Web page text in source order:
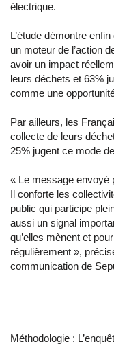
électrique.
L’étude démontre
un moteur de l’action
avoir un impact
leurs déchets et 63%
comme une
Par ailleurs, les
collecte de leurs
25% jugent ce mode
« Le message envoyé
Il conforte les
public qui participe
aussi un signal
qu’elles mènent et
régulièrement »,
communication de
Méthodologie :